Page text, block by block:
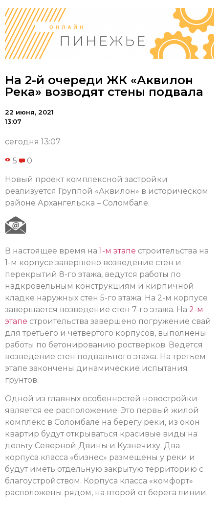
На 2-й очереди ЖК «Аквилон
Река» возводят стены подвала
22 июня, 2021
13:07
сегодня 13:07
5 0
Новый проект комплексной застройки
реализуется Группой «Аквилон» в историческом
районе Архангельска – Соломбале.
В настоящее время на 1-м этапе строительства на
1-м корпусе завершено возведение стен и
перекрытий 8-го этажа, ведутся работы по
надкровельным конструкциям и кирпичной
кладке наружных стен 5-го этажа. На 2-м корпусе
завершается возведение стен 7-го этажа. На 2-м
этапе строительства завершено погружение свай
для третьего и четвертого корпусов, выполнены
работы по бетонированию ростверков. Ведется
возведение стен подвального этажа. На третьем
этапе закончены динамические испытания
грунтов.
Одной из главных особенностей новостройки
является ее расположение. Это первый жилой
комплекс в Соломбале на берегу реки, из окон
квартир будут открываться красивые виды на
дельту Северной Двины и Кузнечиху. Два
корпуса класса «бизнес» размещены у реки и
будут иметь отдельную закрытую территорию с
благоустройством. Корпуса класса «комфорт»
расположены рядом, на второй от берега линии.